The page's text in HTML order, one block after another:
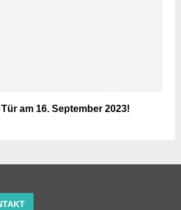
am 16. September 2023!